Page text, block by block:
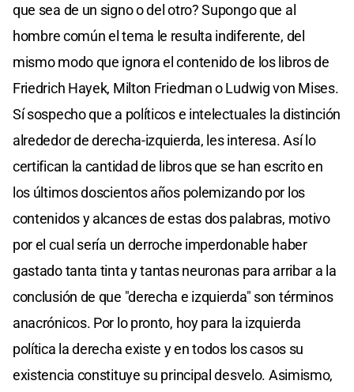
que sea de un signo o del otro? Supongo que al
hombre común el tema le resulta indiferente, del
mismo modo que ignora el contenido de los libros de
Friedrich Hayek, Milton Friedman o Ludwig von Mises.
Sí sospecho que a políticos e intelectuales la distinción
alrededor de derecha-izquierda, les interesa. Así lo
certifican la cantidad de libros que se han escrito en
los últimos doscientos años polemizando por los
contenidos y alcances de estas dos palabras, motivo
por el cual sería un derroche imperdonable haber
gastado tanta tinta y tantas neuronas para arribar a la
conclusión de que "derecha e izquierda" son términos
anacrónicos. Por lo pronto, hoy para la izquierda
política la derecha existe y en todos los casos su
existencia constituye su principal desvelo. Asimismo,